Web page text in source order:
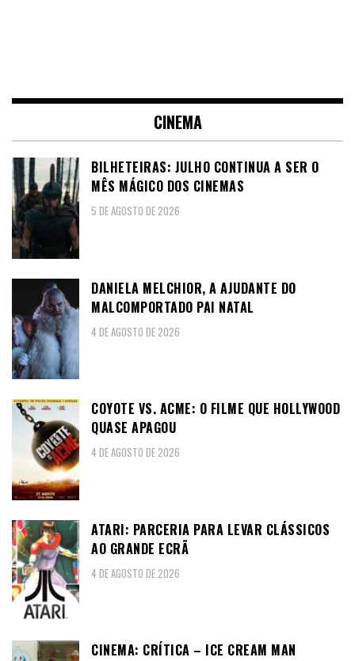
CINEMA
BILHETEIRAS: JULHO CONTINUA A SER O
MÊS MÁGICO DOS CINEMAS
5 DE AGOSTO DE 2026
DANIELA MELCHIOR, A AJUDANTE DO
MALCOMPORTADO PAI NATAL
4 DE AGOSTO DE 2026
COYOTE VS. ACME: O FILME QUE HOLLYWOOD
QUASE APAGOU
4 DE AGOSTO DE 2026
ATARI: PARCERIA PARA LEVAR CLÁSSICOS
AO GRANDE ECRÃ
4 DE AGOSTO DE 2026
CINEMA: CRÍTICA – ICE CREAM MAN